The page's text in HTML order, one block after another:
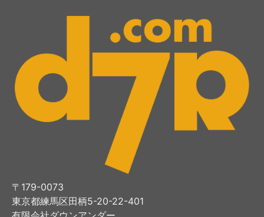
〒179-0073
東京都練馬区田柄5-20-22-401